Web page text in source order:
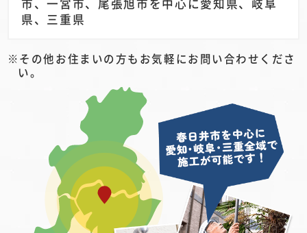
市、一宮市、尾張旭市を中心に愛知県、岐阜
県、三重県
その他お住まいの方もお気軽にお問い合わせくださ
い。